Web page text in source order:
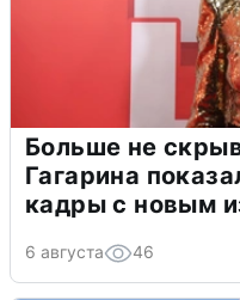
Больше не
Гагарина
кадры с новым
6 августа 46